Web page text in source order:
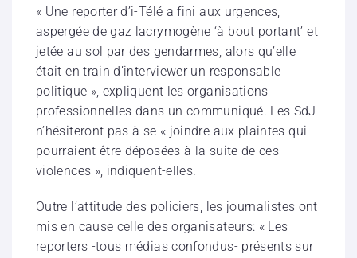
« Une reporter d’i-Télé a fini aux urgences,
aspergée de gaz lacrymogène ‘à bout portant’ et
jetée au sol par des gendarmes, alors qu’elle
était en train d’interviewer un responsable
politique », expliquent les organisations
professionnelles dans un communiqué. Les SdJ
n’hésiteront pas à se « joindre aux plaintes qui
pourraient être déposées à la suite de ces
violences », indiquent-elles.
Outre l’attitude des policiers, les journalistes ont
mis en cause celle des organisateurs: « Les
reporters -tous médias confondus- présents sur